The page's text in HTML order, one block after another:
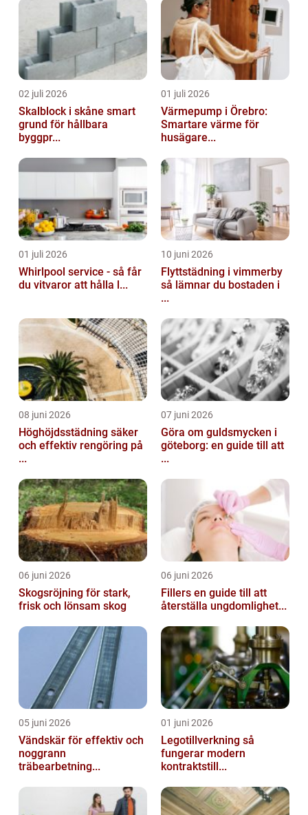
02 juli 2026
Skalblock i skåne smart
grund för hållbara
byggpr...
01 juli 2026
Värmepump i Örebro:
Smartare värme för
husägare...
01 juli 2026
Whirlpool service - så får
du vitvaror att hålla l...
10 juni 2026
Flyttstädning i vimmerby
så lämnar du bostaden i
...
08 juni 2026
Höghöjdsstädning säker
och effektiv rengöring på
...
07 juni 2026
Göra om guldsmycken i
göteborg: en guide till att
...
06 juni 2026
Skogsröjning för stark,
frisk och lönsam skog
06 juni 2026
Fillers en guide till att
återställa ungdomlighet...
05 juni 2026
Vändskär för effektiv och
noggrann
träbearbetning...
01 juni 2026
Legotillverkning så
fungerar modern
kontraktstill...